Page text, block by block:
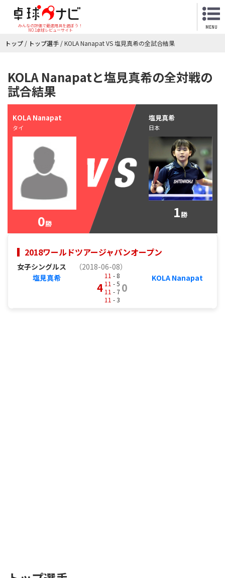
みんなの評価で最適用具を選ぼう！
NO.1卓球レビューサイト
MENU
トップ / トップ選手 /KOLA Nanapat VS 塩見真希の全試合結果
KOLA Nanapatと塩見真希の全対戦の
試合結果
KOLA Nanapat
タイ
0勝
塩見真希
日本
1勝
2018ワールドツアージャパンオープン
女子シングルス
（2018-06-08）
塩見真希
4
11 - 8
11 - 5
11 - 7
11 - 3
0
KOLA Nanapat